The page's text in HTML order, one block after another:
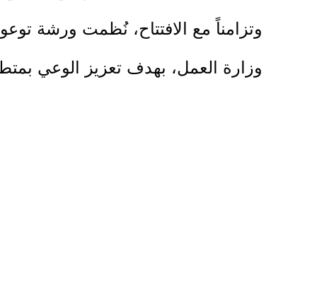
وتزامناً مع الافتتاح، نُظمت ورشة
وزارة العمل، بهدف تعزيز الوعي